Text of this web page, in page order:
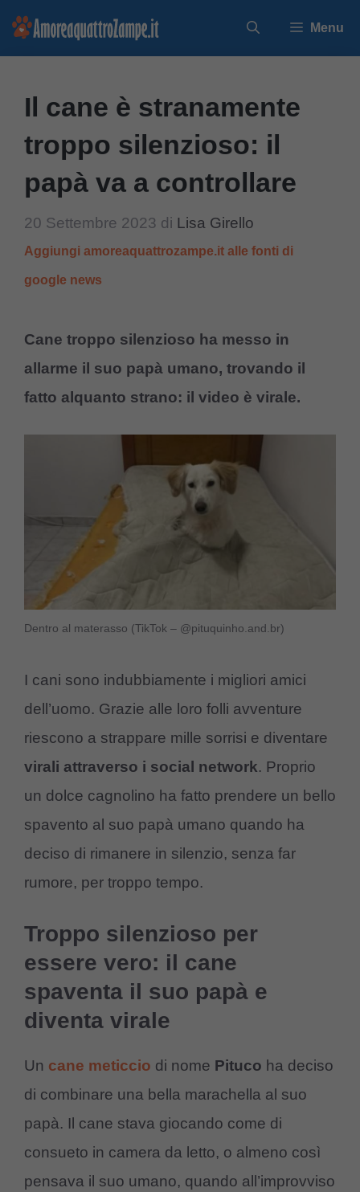
Vai
Menu
Il cane è stranamente
troppo silenzioso: il
papà va a controllare
20 Settembre 2023 di Lisa Girello
Aggiungi amoreaquattrozampe.it alle fonti di
google news
Cane troppo silenzioso ha messo in
allarme il suo papà umano, trovando il
fatto alquanto strano: il video è virale.
Dentro al materasso (TikTok – @pituquinho.and.br)
I cani sono indubbiamente i migliori amici
dell’uomo. Grazie alle loro folli avventure
riescono a strappare mille sorrisi e diventare
virali attraverso i social network. Proprio
un dolce cagnolino ha fatto prendere un bello
spavento al suo papà umano quando ha
deciso di rimanere in silenzio, senza far
rumore, per troppo tempo.
Troppo silenzioso per
essere vero: il cane
spaventa il suo papà e
diventa virale
Un cane meticcio di nome Pituco ha deciso
di combinare una bella marachella al suo
papà. Il cane stava giocando come di
consueto in camera da letto, o almeno così
pensava il suo umano, quando all’improvviso